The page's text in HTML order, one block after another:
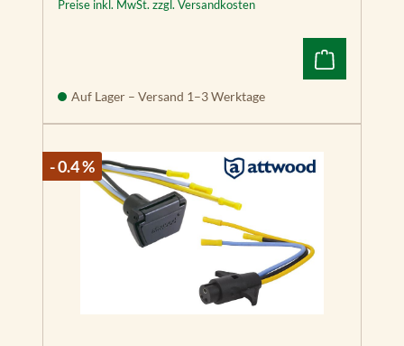
Preise inkl. MwSt. zzgl. Versandkosten
Auf Lager – Versand 1–3 Werktage
- 0.4 %